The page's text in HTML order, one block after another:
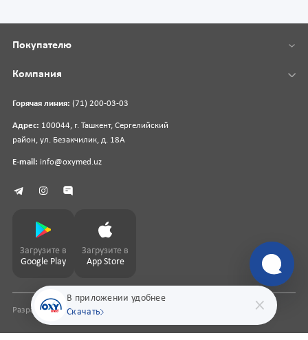
В приложении удобнее
Скачать
Горячая линия: (71) 200-03-03
Адрес: 100044, г. Ташкент, Сергелийский
район, ул. Безакчилик, д. 18А
E-mail: info@oxymed.uz
Покупателю
Компания
Загрузите в
Google Play
Загрузите в
App Store
Разработка сайтаpharmit.uz